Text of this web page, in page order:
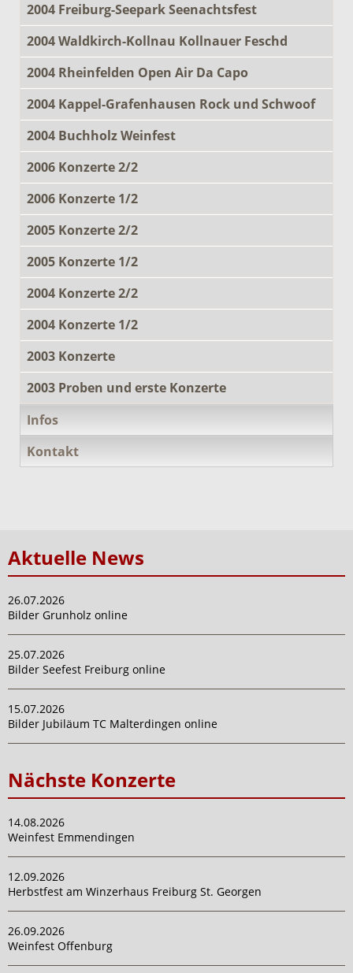
2004 Freiburg-Seepark Seenachtsfest
2004 Waldkirch-Kollnau Kollnauer Feschd
2004 Rheinfelden Open Air Da Capo
2004 Kappel-Grafenhausen Rock und Schwoof
2004 Buchholz Weinfest
2006 Konzerte 2/2
2006 Konzerte 1/2
2005 Konzerte 2/2
2005 Konzerte 1/2
2004 Konzerte 2/2
2004 Konzerte 1/2
2003 Konzerte
2003 Proben und erste Konzerte
Infos
Kontakt
Aktuelle News
26.07.2026
Bilder Grunholz online
25.07.2026
Bilder Seefest Freiburg online
15.07.2026
Bilder Jubiläum TC Malterdingen online
Nächste Konzerte
14.08.2026
Weinfest Emmendingen
12.09.2026
Herbstfest am Winzerhaus Freiburg St. Georgen
26.09.2026
Weinfest Offenburg